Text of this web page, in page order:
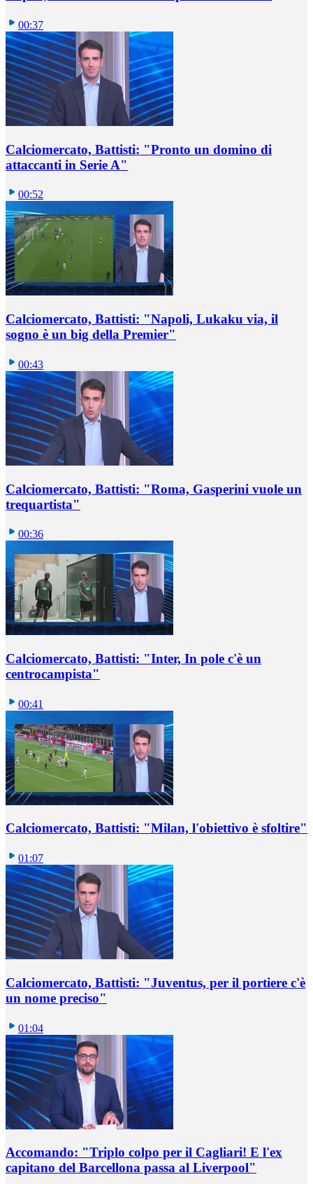
00:37
Calciomercato, Battisti: "Pronto un domino di
attaccanti in Serie A"
00:52
Calciomercato, Battisti: "Napoli, Lukaku via, il
sogno è un big della Premier"
00:43
Calciomercato, Battisti: "Roma, Gasperini vuole un
trequartista"
00:36
Calciomercato, Battisti: "Inter, In pole c'è un
centrocampista"
00:41
Calciomercato, Battisti: "Milan, l'obiettivo è sfoltire"
01:07
Calciomercato, Battisti: "Juventus, per il portiere c'è
un nome preciso"
01:04
Accomando: "Triplo colpo per il Cagliari! E l'ex
capitano del Barcellona passa al Liverpool"